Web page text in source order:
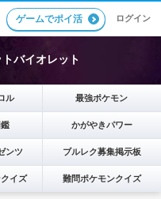
ゲームでポイ活 ログイン
バイオレット
ル 最強ポケモン
かがやきパワー
ンツ ブルレク募集掲示板
イズ 難問ポケモンクイズ